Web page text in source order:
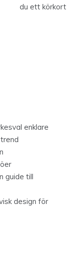
du ett körkort
enklare
guide till
design för